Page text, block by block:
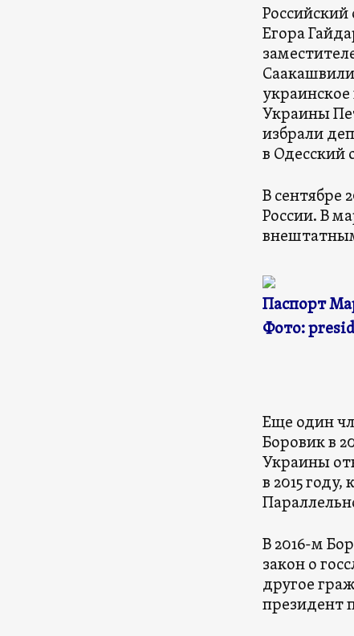
Егора
Украины
избрали
в Одесский
В сентябре
России. В
Паспорт
Фото:
Еще один
Боровик в
Украины
в 2015
В 2016-м
закон о
другое
президент